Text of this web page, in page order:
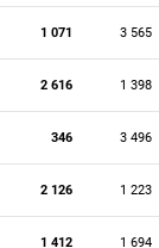
1 071 3 565
2 616 1 398
346 3 496
2 126 1 223
1 412 1 694